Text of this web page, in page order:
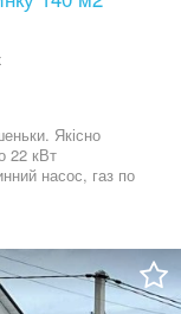
Якісно
22 кВт
насос, газ по
два авто. Є
Номер
автора. Більше